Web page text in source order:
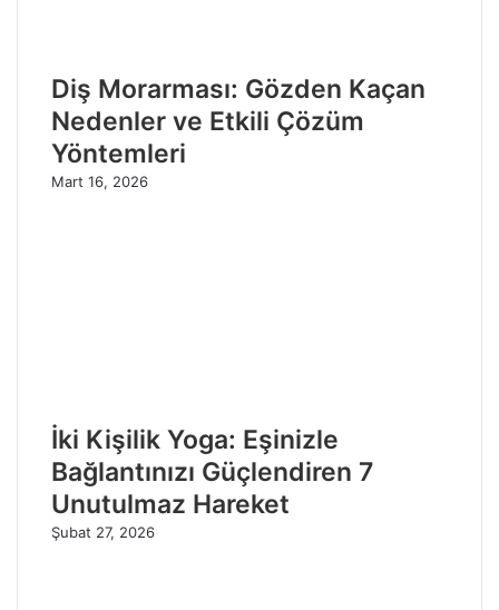
Diş Morarması: Gözden Kaçan
Nedenler ve Etkili Çözüm
Yöntemleri
Mart 16, 2026
İki Kişilik Yoga: Eşinizle
Bağlantınızı Güçlendiren 7
Unutulmaz Hareket
Şubat 27, 2026